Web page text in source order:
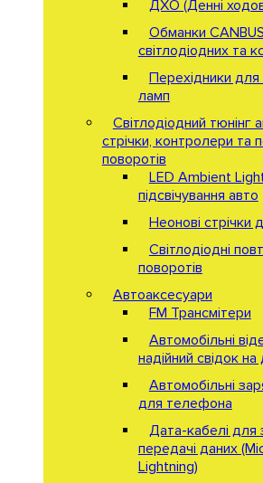
ДХО (Денні
Обманки
світлодіодних та
Перехідники для
ламп
Світлодіодний тюнінг
стрічки, контролери та
поворотів
LED Ambient
підсвічування авто
Неонові стрічки
Світлодіодні
поворотів
Автоаксесуари
FM Трансмітери
Автомобільні
надійний свідок на
Автомобільні
для телефона
Дата-кабелі для
передачі даних
Lightning)